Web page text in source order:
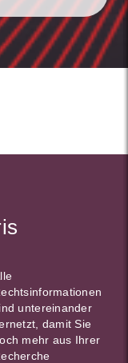
untereinander
damit Sie
mehr aus Ihrer